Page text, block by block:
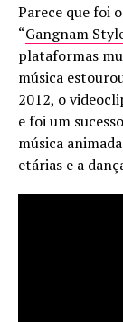
Parece que foi
“Gangnam
plataformas
música
2012, o
e foi um
música
etárias e a